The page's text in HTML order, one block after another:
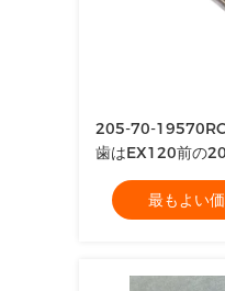
205-70-
歯はEX120前の
歯を造った
最もよい